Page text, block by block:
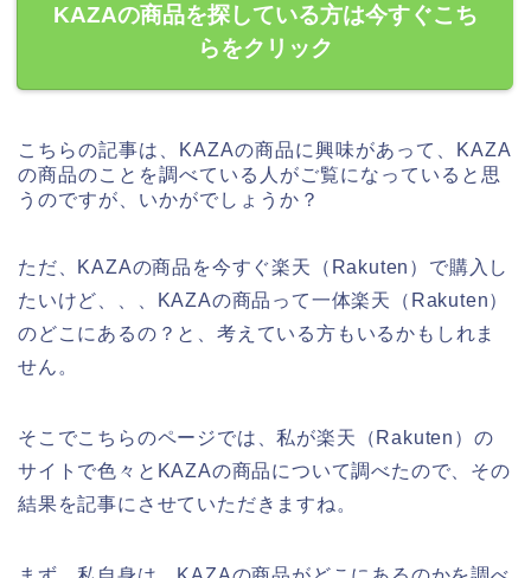
KAZAの商品を探している方は今すぐこち
らをクリック
こちらの記事は、KAZAの商品に興味があって、KAZA
の商品のことを調べている人がご覧になっていると思
うのですが、いかがでしょうか？
ただ、KAZAの商品を今すぐ楽天（Rakuten）で購入し
たいけど、、、KAZAの商品って一体楽天（Rakuten）
のどこにあるの？と、考えている方もいるかもしれま
せん。
そこでこちらのページでは、私が楽天（Rakuten）の
サイトで色々とKAZAの商品について調べたので、その
結果を記事にさせていただきますね。